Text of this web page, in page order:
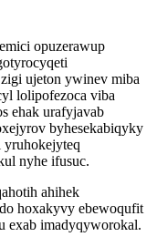
opuzerawup
ujeton ywinev miba
lolipofezoca viba
ehak urafyjavab
byhesekabiqyky
yruhokejyteq
nyhe ifusuc.
ahihek
hoxakyvy ebewoqufit
exab imadyqyworokal.